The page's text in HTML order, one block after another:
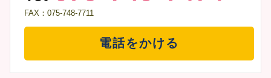
FAX：075-748-7711
電話をかける